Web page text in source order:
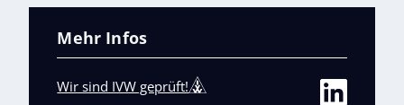
Mehr Infos
Wir sind IVW geprüft!